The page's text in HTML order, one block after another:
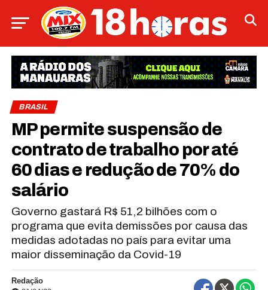
BRASIL
MP permite suspensão de
contrato de trabalho por até
60 dias e redução de 70% do
salário
Governo gastará R$ 51,2 bilhões com o
programa que evita demissões por causa das
medidas adotadas no país para evitar uma
maior disseminação da Covid-19
Redação